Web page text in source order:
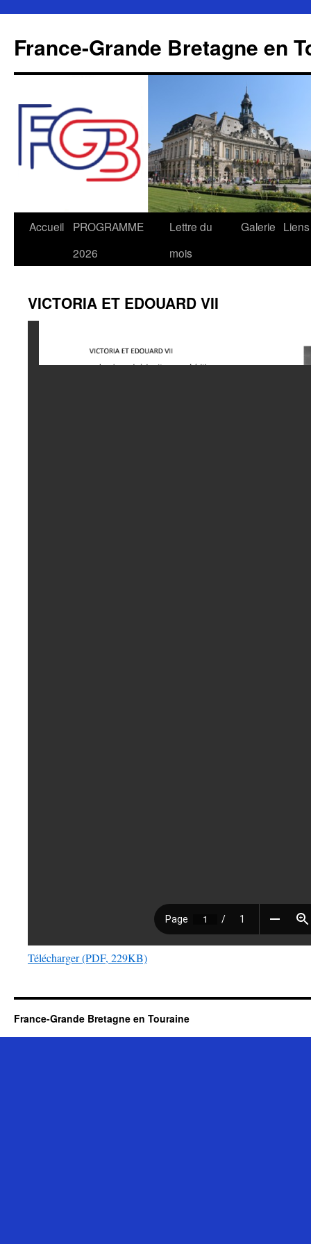
contenu
France-Grande Bretagne en
Accueil
PROGRAMME
2026
Lettre du
mois
Galerie Liens
VICTORIA ET EDOUARD VII
Télécharger (PDF, 229KB)
France-Grande Bretagne en Touraine